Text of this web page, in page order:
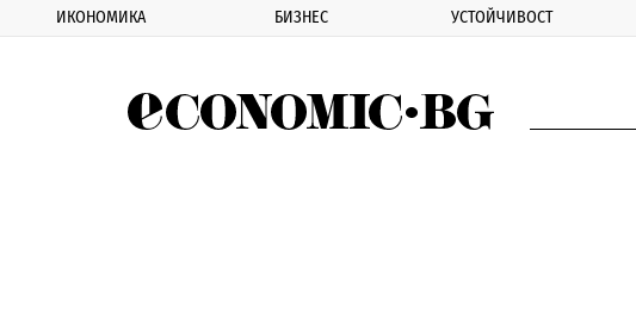
ИКОНОМИКА БИЗНЕС УСТОЙЧИВОСТ